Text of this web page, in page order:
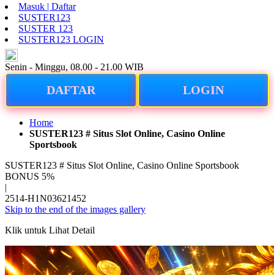
Masuk | Daftar
SUSTER123
SUSTER 123
SUSTER123 LOGIN
Senin - Minggu, 08.00 - 21.00 WIB
DAFTAR LOGIN
Home
SUSTER123 # Situs Slot Online, Casino Online
Sportsbook
SUSTER123 # Situs Slot Online, Casino Online Sportsbook
BONUS 5%
|
2514-H1N03621452
Skip to the end of the images gallery
Klik untuk Lihat Detail